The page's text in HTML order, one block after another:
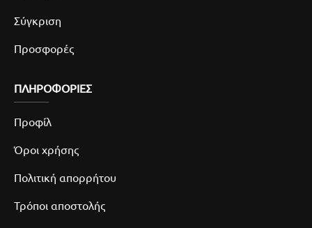
Σύγκριση
Προσφορές
ΠΛΗΡΟΦΟΡΙΕΣ
Προφίλ
Όροι χρήσης
Πολιτική απορρήτου
Τρόποι αποστολής